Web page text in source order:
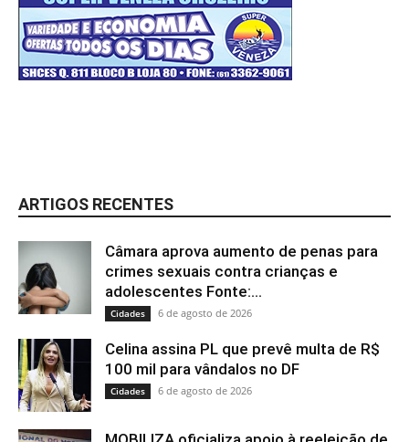
ARTIGOS RECENTES
Câmara aprova aumento de penas para
crimes sexuais contra crianças e
adolescentes Fonte:...
Cidades 6 de agosto de 2026
Celina assina PL que prevê multa de R$
100 mil para vândalos no DF
Cidades 6 de agosto de 2026